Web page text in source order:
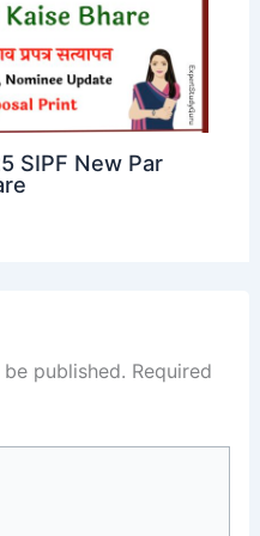
SIPF New Par
published. Required